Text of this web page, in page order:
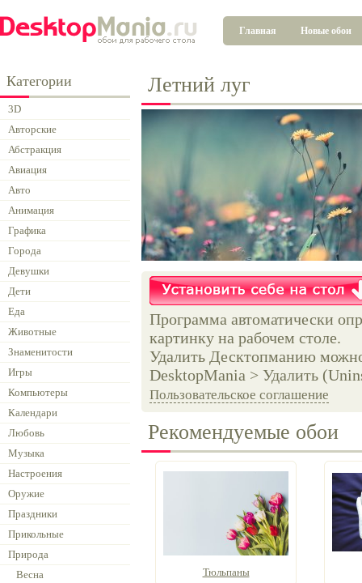
Главная Новые обои
Категории
3D
Авторские
Абстракция
Авиация
Авто
Анимация
Графика
Города
Девушки
Дети
Еда
Животные
Знаменитости
Игры
Компьютеры
Календари
Любовь
Музыка
Настроения
Оружие
Праздники
Прикольные
Природа
Весна
Летний луг
Программа автоматически
картинку на рабочем столе.
Удалить Десктопманию
DesktopMania > Удалить
Пользовательское соглашение
Рекомендуемые обои
Тюльпаны